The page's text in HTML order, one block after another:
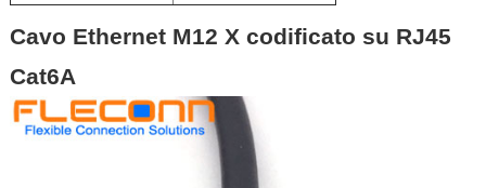
Cavo Ethernet M12 X codificato su RJ45
Cat6A